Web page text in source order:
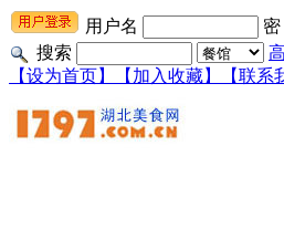
用户名
搜索
【设为首页】
【加入收藏】 【联系